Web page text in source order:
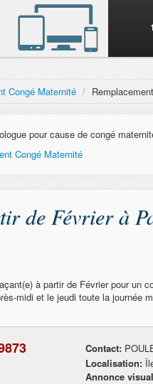
Congé Maternité /
pour cause de congé
Congé Maternité
de Février à
à partir de Février pour un
midi et le jeudi toute la journée
Contact:
Localisation:
Annonce